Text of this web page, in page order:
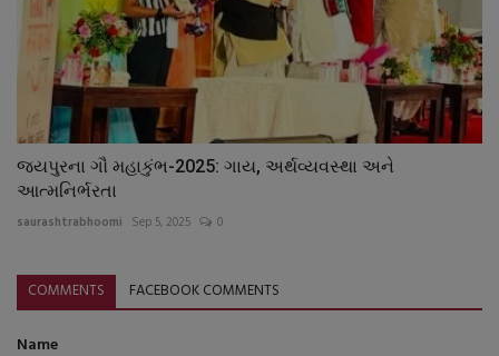
જયપુરના ગૌ મહાકુંભ-2025: ગાય, અર્થવ્યવસ્થા અને
આત્મનિર્ભરતા
saurashtrabhoomi Sep 5, 2025 0
COMMENTS FACEBOOK COMMENTS
Name